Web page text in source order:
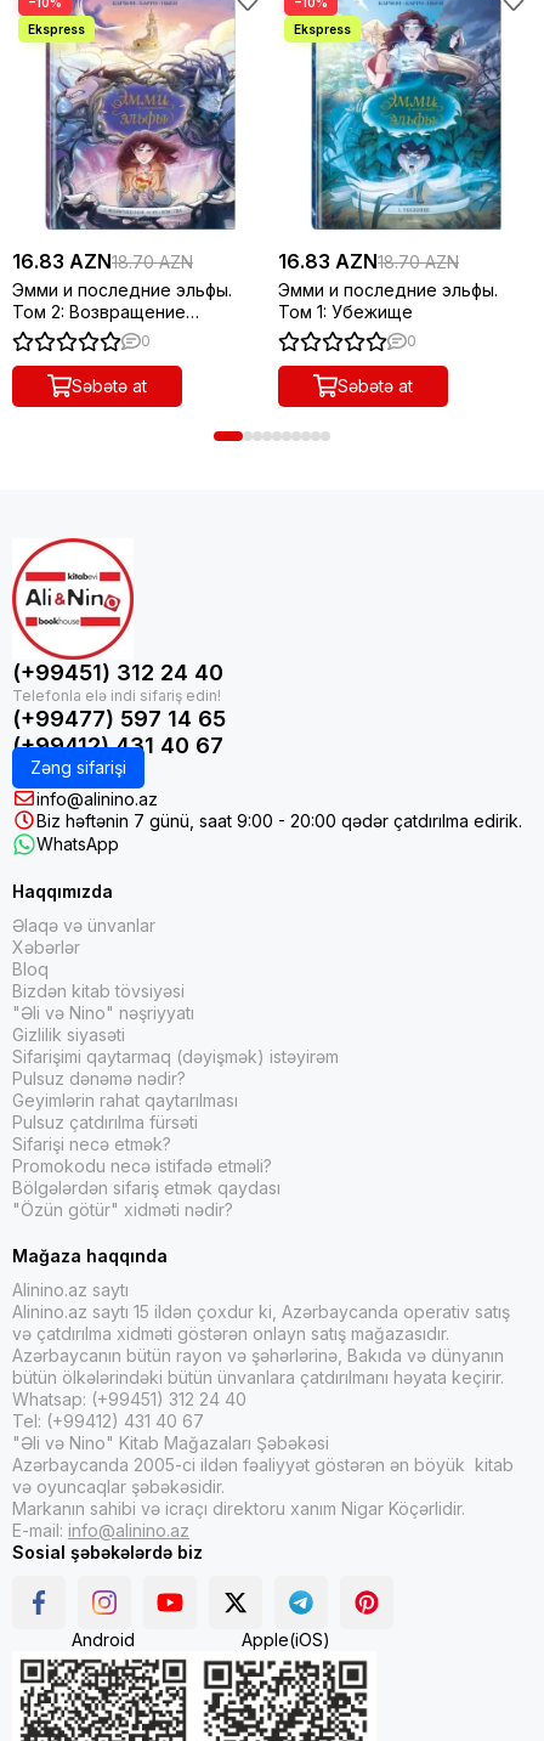
16.83 AZN18.70 AZN
Эмми и последние эльфы.
Том 2: Возвращение
королевства
0
Səbətə at
16.83 AZN18.70 AZN
Эмми и последние эльфы.
Том 1: Убежище
0
Səbətə at
(+99451) 312 24 40
(+99477) 597 14 65
(+99412) 431 40 67
Zəng sifarişi
info@alinino.az
Biz həftənin 7 günü, saat 9:00 - 20:00 qədər çatdırılma edirik.
WhatsApp
Haqqımızda
Əlaqə və ünvanlar
Xəbərlər
Bloq
Bizdən kitab tövsiyəsi
"Əli və Nino" nəşriyyatı
Gizlilik siyasəti
Sifarişimi qaytarmaq (dəyişmək) istəyirəm
Pulsuz dənəmə nədir?
Geyimlərin rahat qaytarılması
Pulsuz çatdırılma fürsəti
Sifarişi necə etmək?
Promokodu necə istifadə etməli?
Bölgələrdən sifariş etmək qaydası
"Özün götür" xidməti nədir?
Mağaza haqqında
Alinino.az saytı
Alinino.az saytı 15 ildən çoxdur ki, Azərbaycanda operativ satış
və çatdırılma xidməti göstərən onlayn satış mağazasıdır.
Azərbaycanın bütün rayon və şəhərlərinə, Bakıda və dünyanın
bütün ölkələrindəki bütün ünvanlara çatdırılmanı həyata keçirir.
Whatsap: (+99451) 312 24 40
Tel: (+99412) 431 40 67
"Əli və Nino" Kitab Mağazaları Şəbəkəsi
Azərbaycanda 2005-ci ildən fəaliyyət göstərən ən böyük kitab
və oyuncaqlar şəbəkəsidir.
Markanın sahibi və icraçı direktoru xanım Nigar Köçərlidir.
E-mail: info@alinino.az
Sosial şəbəkələrdə biz
Android Apple(iOS)